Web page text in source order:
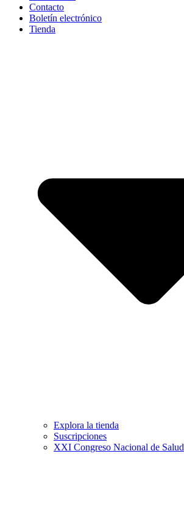
Contacto
Boletín electrónico
Tienda
Explora la tienda
Suscripciones
XXI Congreso Nacional de Salud